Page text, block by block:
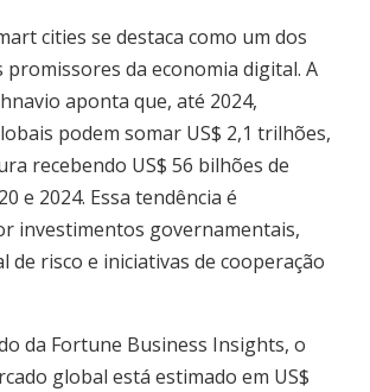
cities se destaca como um dos
promissores da economia digital. A
aponta que, até 2024,
podem somar US$ 2,1 trilhões,
recebendo US$ 56 bilhões de
e 2024. Essa tendência é
investimentos governamentais,
de risco e iniciativas de cooperação
da Fortune Business Insights, o
global está estimado em US$